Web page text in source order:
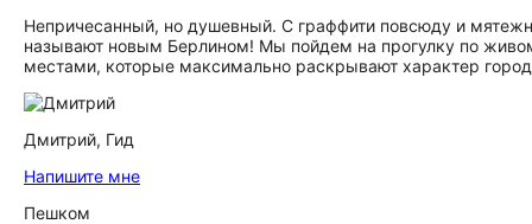
Непричесанный, но душевный. С граффити повсюду и
называют новым Берлином! Мы пойдем на прогулку по
местами, которые максимально раскрывают характер
Дмитрий, Гид
Напишите мне
Пешком